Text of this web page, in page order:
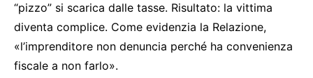
“pizzo” si scarica dalle tasse. Risultato: la vittima
diventa complice. Come evidenzia la Relazione,
«l’imprenditore non denuncia perché ha convenienza
fiscale a non farlo».